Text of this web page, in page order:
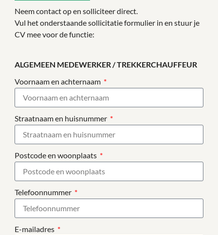
Neem contact op en solliciteer direct.
Vul het onderstaande sollicitatie formulier in en stuur je
CV mee voor de functie:
ALGEMEEN MEDEWERKER / TREKKERCHAUFFEUR
Voornaam en achternaam
Straatnaam en huisnummer
Postcode en woonplaats
Telefoonnummer
E-mailadres